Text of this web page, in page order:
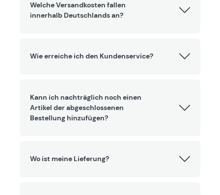
Welche Versandkosten fallen
innerhalb Deutschlands an?
Wie erreiche ich den Kundenservice?
Kann ich nachträglich noch einen
Artikel der abgeschlossenen
Bestellung hinzufügen?
Wo ist meine Lieferung?